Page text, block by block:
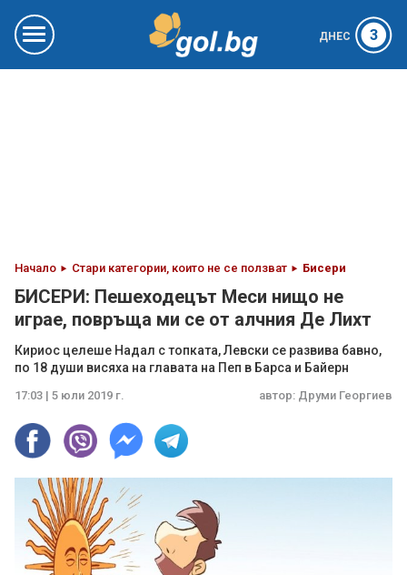
ДНЕС 3
Начало Стари категории, които не се ползват Бисери
БИСЕРИ: Пешеходецът Меси нищо не
играе, повръща ми се от алчния Де Лихт
Кириос целеше Надал с топката, Левски се развива бавно,
по 18 души висяха на главата на Пеп в Барса и Байерн
17:03 | 5 юли 2019 г. автор: Друми Георгиев